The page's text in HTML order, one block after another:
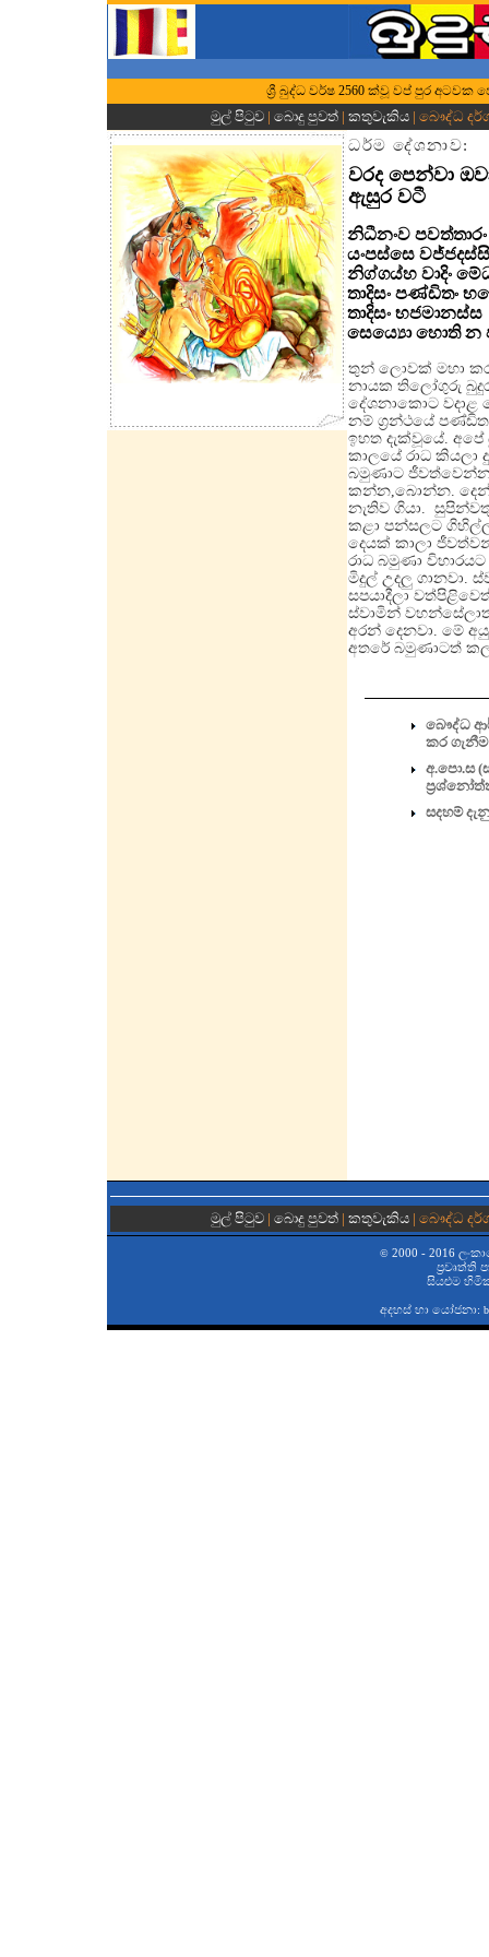
ශ්‍රී බුද්ධ වර්ෂ 2560 ක්වූ වප් පුර අටවක
මුල් පිටුව | බොදු පුවත්| කතුවැකිය| බෞද්ධ
ධර්ම දේශනාව:
වරද පෙන්වා
ඇසුර වටී
නිධීනංව පවත්තාරං
යංපස්සෙ
නිග්ගය්හ වාදිං
තාදිසං පණ්ඩිතං
තාදිසං භජමානස්ස
සෙය්‍යො හොති න
තුන් ලොවක් මහා
නායක තිලෝගුරු
දේශනාකොට වදාළ
නම් ග්‍රන්ථයේ
ඉහත දැක්වූයේ.
කාලයේ රාධ කියලා
බමුණාට ජීවත්වෙන්න
කන්න,බොන්න.
නැතිව ගියා.
කළා පන්සලට
දෙයක් කාලා
රාධ බමුණා
මිදුල් උදලු ගානවා.
සපයාදීලා
ස්වාමින්
අරන් දෙනවා. මේ
අතරේ බමුණාටත්
බෞද්ධ
කර ගැනීම
අ.පො.ස
සදහම්
මුල් පිටුව | බොදු පුවත්| කතුවැකිය| බෞද්ධ
©2000 - 2016
ප‍්‍රවෘත්ති
සියළුම
අදහස් හා යෝජනා: